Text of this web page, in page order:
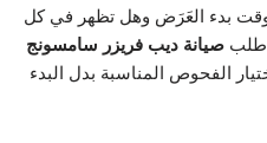
وقت بدء العَرَض وهل تظهر في كل
طلب صيانة ديب فريزر سامسونج
الفحوص المناسبة بدل البدء